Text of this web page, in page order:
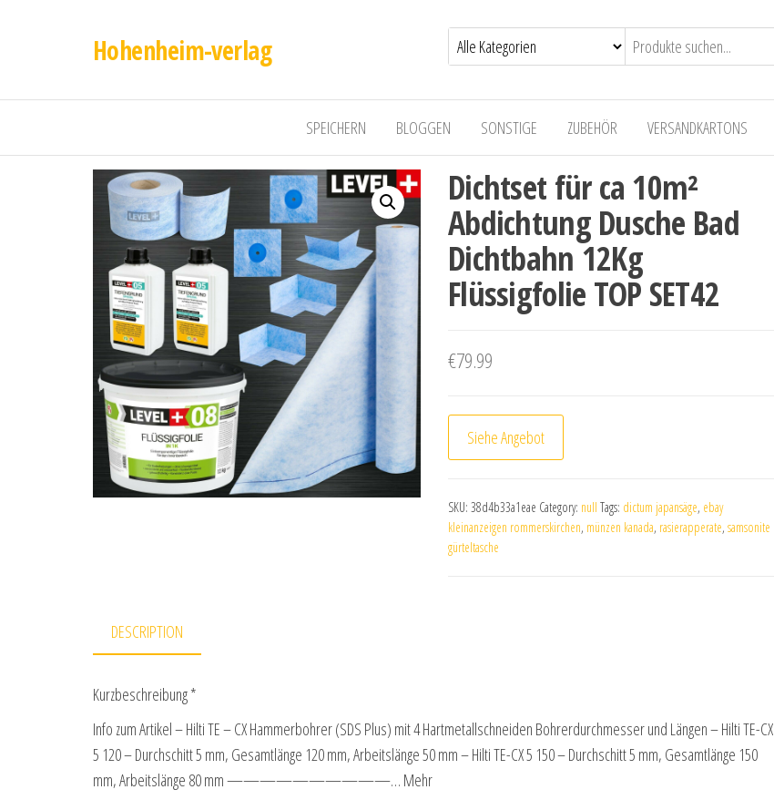
Hohenheim-verlag
SPEICHERN BLOGGEN SONSTIGE ZUBEHÖR VERSANDKARTONS
Dichtset für ca 10m²
Abdichtung Dusche Bad
Dichtbahn 12Kg
Flüssigfolie TOP SET42
€79.99
Siehe Angebot
SKU: 38d4b33a1eae Category: null Tags: dictum japansäge, ebay
kleinanzeigen rommerskirchen, münzen kanada, rasierapperate, samsonite
gürteltasche
DESCRIPTION
Kurzbeschreibung *
Info zum Artikel – Hilti TE – CX Hammerbohrer (SDS Plus) mit 4 Hartmetallschneiden Bohrerdurchmesser und Längen – Hilti TE-CX
5 120 – Durchschitt 5 mm, Gesamtlänge 120 mm, Arbeitslänge 50 mm – Hilti TE-CX 5 150 – Durchschitt 5 mm, Gesamtlänge 150
mm, Arbeitslänge 80 mm ——————————… Mehr